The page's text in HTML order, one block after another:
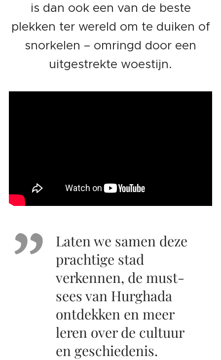
is dan ook een van de beste
plekken ter wereld om te duiken of
snorkelen – omringd door een
uitgestrekte woestijn.
Laten we samen deze
prachtige stad
verkennen, de must-
sees van Hurghada
ontdekken en meer
leren over de cultuur
en geschiedenis.